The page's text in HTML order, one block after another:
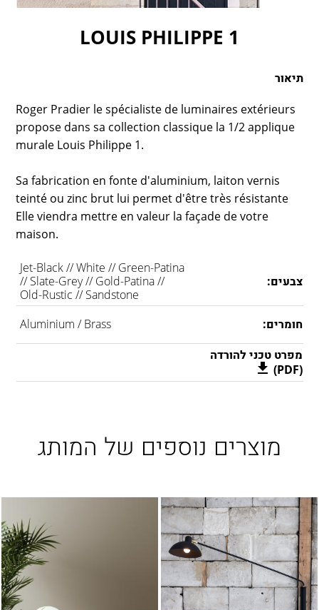
LAMBERT & FILS
PORSCHE
TOBIAS GRAU
GROK
LOUIS PHILIPPE 1
תיאור
Roger Pradier le spécialiste de luminaires extérieurs
propose dans sa collection classique la 1/2 applique
murale Louis Philippe 1.
Sa fabrication en fonte d'aluminium, laiton vernis
teinté ou zinc brut lui permet d'être très résistante
Elle viendra mettre en valeur la façade de votre
maison.
צבעים:
Jet-Black // White // Green-Patina
// Slate-Grey // Gold-Patina //
Old-Rustic // Sandstone
חומרים:
Aluminium / Brass
מפרט טכני להורדה
(PDF)
מוצרים נוספים של המותג